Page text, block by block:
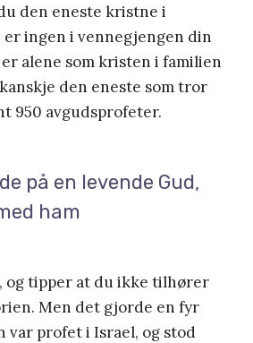
den eneste kristne i
er ingen i vennegjengen din
alene som kristen i familien
den eneste som tror
950 avgudsprofeter.
på en levende Gud,
ham
, og tipper at du ikke tilhører
Men det gjorde en fyr
var profet i Israel, og stod